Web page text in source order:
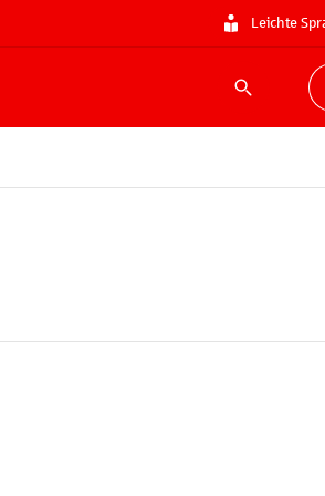
Leichte
Suche